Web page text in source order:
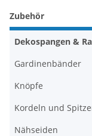
Zubehör
Dekospangen &
Gardinenbänder
Knöpfe
Kordeln und
Nähseiden